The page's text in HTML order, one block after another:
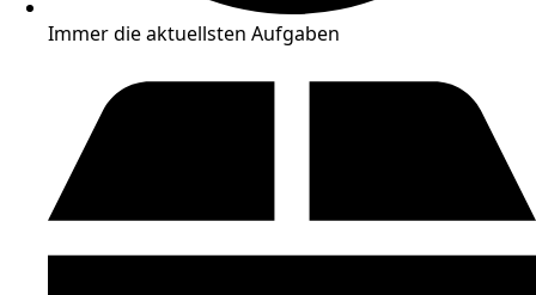
Immer die aktuellsten Aufgaben